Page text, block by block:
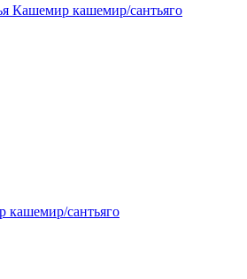
Кашемир кашемир/сантьяго
сантьяго